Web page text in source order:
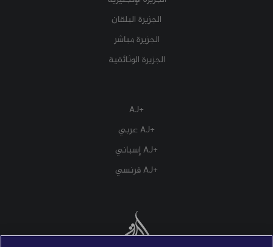
الجزيرة البلقان
الجزيرة مباشر
الجزيرة الوثائقية
+AJ
+AJ عربي
+AJ إسباني
+AJ فرنسي